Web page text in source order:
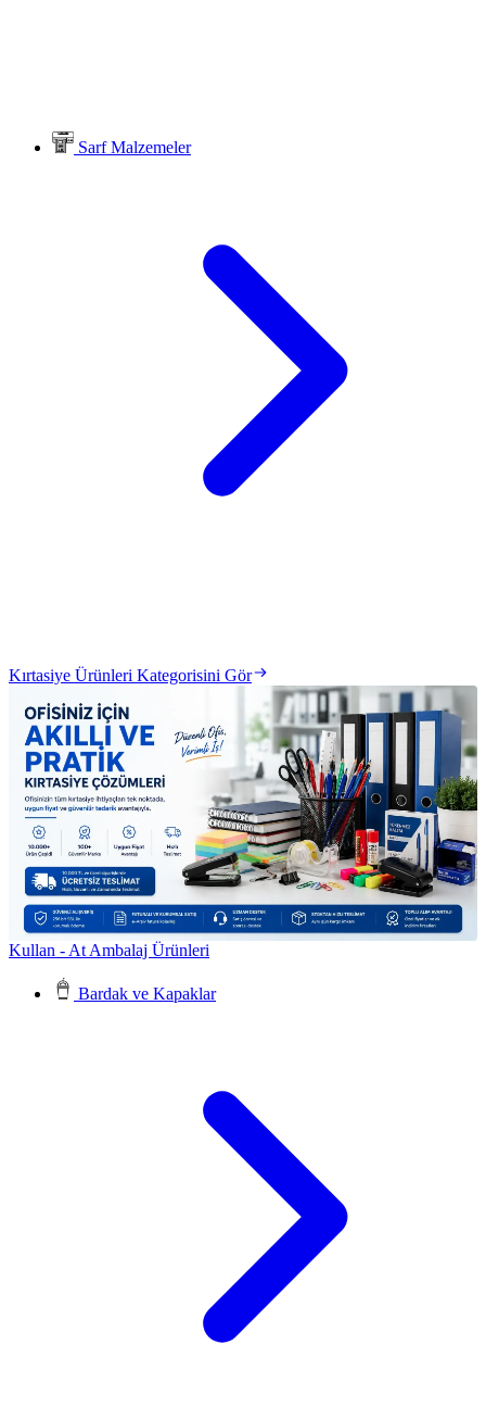
Sarf Malzemeler
Kırtasiye Ürünleri Kategorisini Gör
Kullan - At Ambalaj Ürünleri
Bardak ve Kapaklar